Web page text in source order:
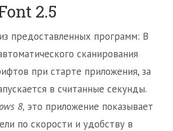
2.5
предоставленных программ: В
сканирования
при старте приложения, за
в считанные секунды.
8, это приложение показывает
по скорости и удобству в